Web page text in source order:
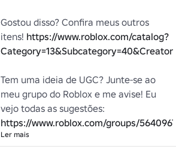
Gostou disso? Confira meus outros
itens! https://www.roblox.com/catalog?
Tem uma ideia de UGC? Junte-se ao
meu grupo do Roblox e me avise! Eu
https://www.roblox.com/groups/5640967
Ler mais